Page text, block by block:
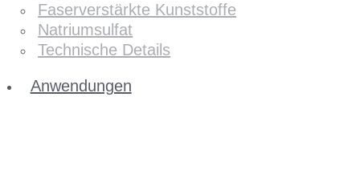
Faserverstärkte Kunststoffe
Natriumsulfat
Technische Details
Anwendungen